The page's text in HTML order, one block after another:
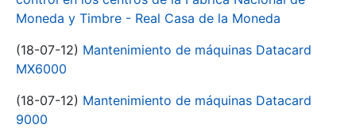
Moneda y Timbre - Real Casa de la Moneda
(18-07-12) Mantenimiento de máquinas Datacard
MX6000
(18-07-12) Mantenimiento de máquinas Datacard
9000